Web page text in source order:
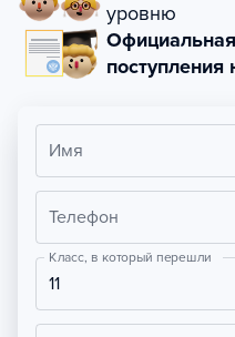
уровню
Имя
Телефон
Класс, в который перешли
11